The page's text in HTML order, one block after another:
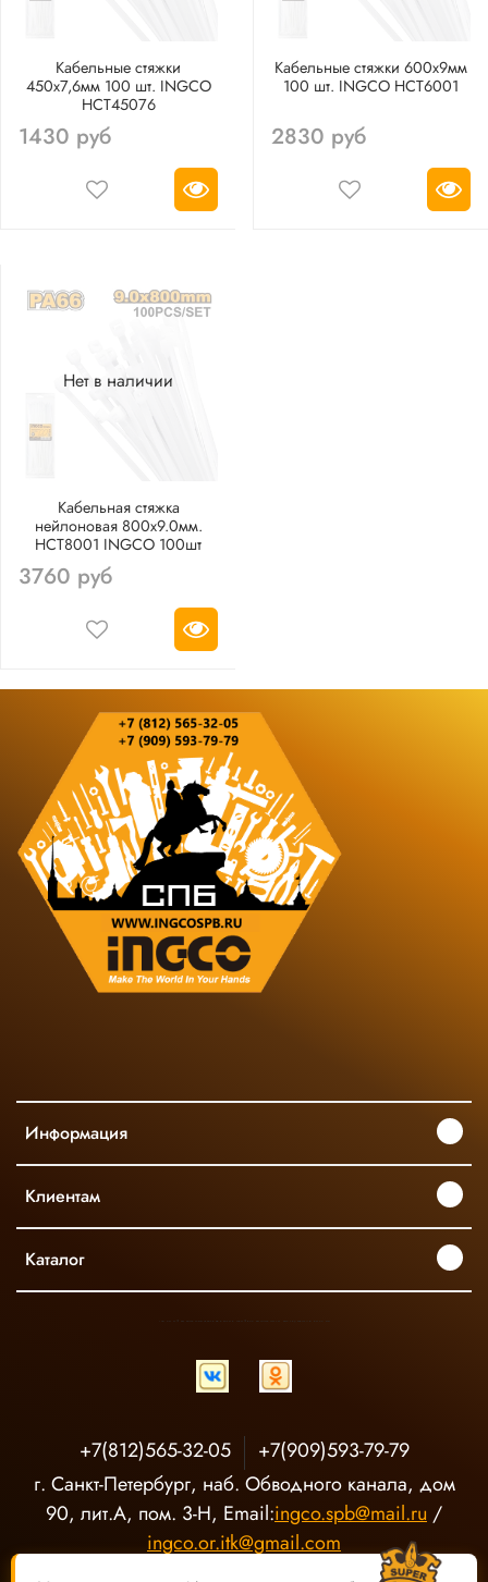
Кабельные стяжки
450х7,6мм 100 шт. INGCO
HCT45076
1430 руб
Кабельные стяжки 600х9мм
100 шт. INGCO HCT6001
2830 руб
Нет в наличии
Кабельная стяжка
нейлоновая 800х9.0мм.
HCT8001 INGCO 100шт
3760 руб
Информация
Клиентам
Каталог
+7(812)565-32-05
+7(909)593-79-79
г. Санкт-Петербург, наб. Обводного канала, дом
90, лит.А, пом. 3-Н, Email:ingco.spb@mail.ru /
ingco.or.itk@gmail.com